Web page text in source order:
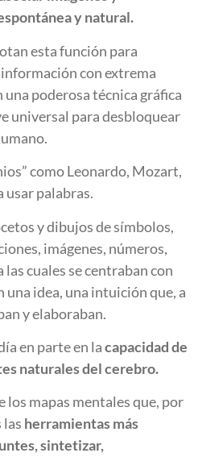
y natural.
esta función para
con extrema
una poderosa técnica gráfica
universal para desbloquear
como Leonardo, Mozart,
usar palabras.
y dibujos de símbolos,
imágenes, números,
cuales se centraban con
idea, una intuición que, a
y elaboraban.
en parte en lacapacidad de
naturales del cerebro.
los mapas mentales que, por
las herramientas más
sintetizar,